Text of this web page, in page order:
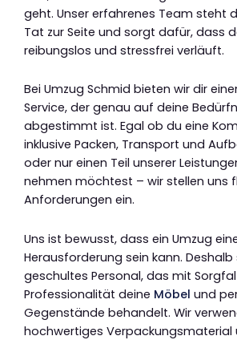
geht. Unser erfahrenes Team steht
Tat zur Seite und sorgt dafür, dass
reibungslos und stressfrei verläuft.
Bei Umzug Schmid bieten wir dir
Service, der genau auf deine
abgestimmt ist. Egal ob du eine
inklusive Packen, Transport und
oder nur einen Teil unserer
nehmen möchtest – wir stellen uns
Anforderungen ein.
Uns ist bewusst, dass ein Umzug
Herausforderung sein kann.
geschultes Personal, das mit
Professionalität deine Möbel und
Gegenstände behandelt. Wir
hochwertiges Verpackungsmaterial